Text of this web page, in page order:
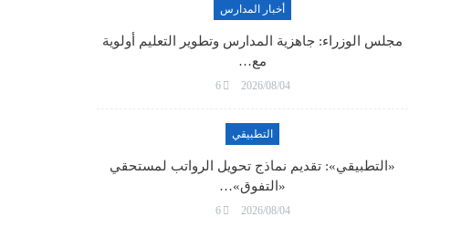
أخبار المدارس
مجلس الوزراء: جاهزية المدارس وتطوير التعليم أولوية
مع…
2026/08/04
6
التطبيقي
«التطبيقي»: تقديم نماذج تحويل الرواتب لمستحقي
«التفوق»…
2026/08/04
6